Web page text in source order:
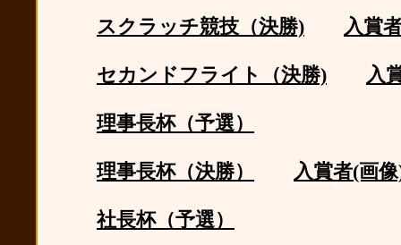
スクラッチ競技（決勝) 入賞
セカンドフライト（決勝) 入
理事長杯（予選）
理事長杯（決勝） 入賞者(画
社長杯（予選）